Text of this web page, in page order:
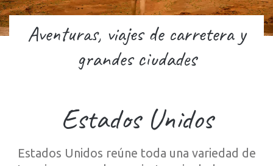
Aventuras, viajes de carretera y
grandes ciudades
Estados Unidos
Estados Unidos reúne toda una variedad de